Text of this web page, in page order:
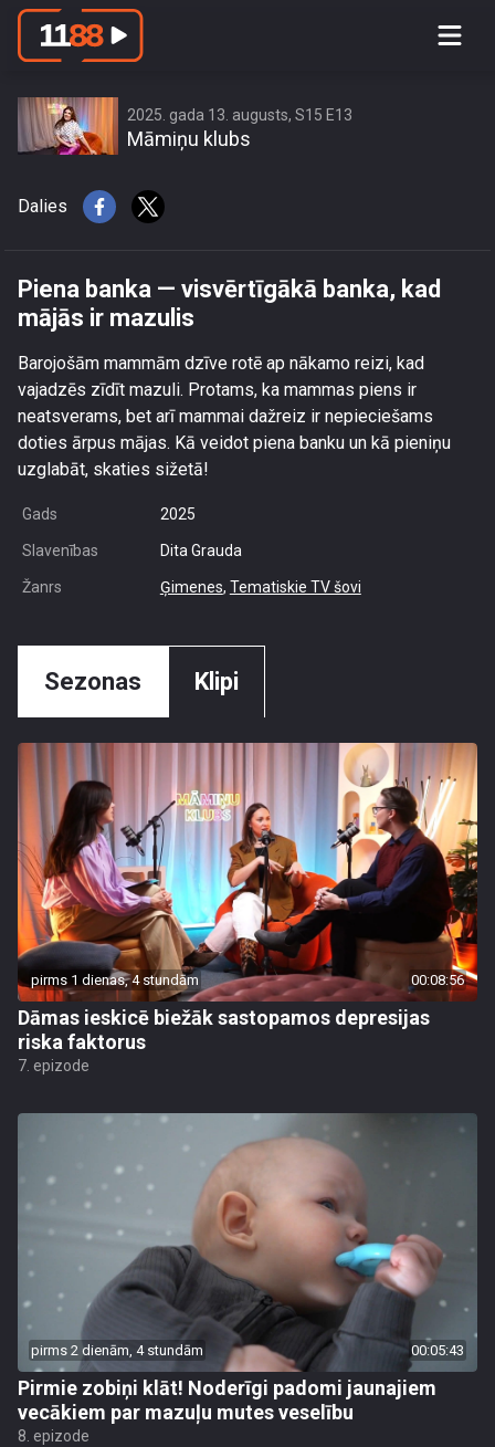
Piena banka — visvērtīgākā banka,
2025. gada 13. augusts, S15 E13
Māmiņu klubs
Dalies
Piena banka — visvērtīgākā banka, kad
mājās ir mazulis
Barojošām mammām dzīve rotē ap nākamo reizi, kad
vajadzēs zīdīt mazuli. Protams, ka mammas piens ir
neatsverams, bet arī mammai dažreiz ir nepieciešams
doties ārpus mājas. Kā veidot piena banku un kā pieniņu
uzglabāt, skaties sižetā!
Gads 2025
Slavenības Dita Grauda
Žanrs Ģimenes, Tematiskie TV šovi
Sezonas Klipi
pirms 1 dienas, 4 stundām 00:08:56
Dāmas ieskicē biežāk sastopamos depresijas
riska faktorus
7. epizode
pirms 2 dienām, 4 stundām 00:05:43
Pirmie zobiņi klāt! Noderīgi padomi jaunajiem
vecākiem par mazuļu mutes veselību
8. epizode